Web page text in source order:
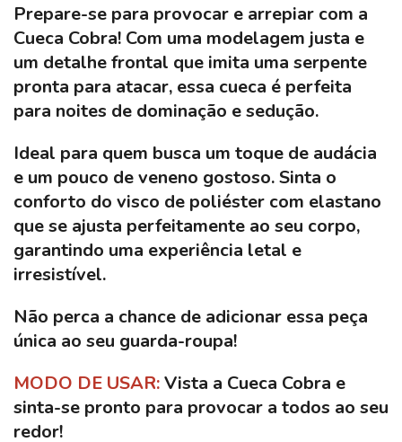
Prepare-se para provocar e arrepiar com a
Cueca Cobra! Com uma modelagem justa e
um detalhe frontal que imita uma serpente
pronta para atacar, essa cueca é perfeita
para noites de dominação e sedução.
Ideal para quem busca um toque de audácia
e um pouco de veneno gostoso. Sinta o
conforto do visco de poliéster com elastano
que se ajusta perfeitamente ao seu corpo,
garantindo uma experiência letal e
irresistível.
Não perca a chance de adicionar essa peça
única ao seu guarda-roupa!
MODO DE USAR:Vista a Cueca Cobra e
sinta-se pronto para provocar a todos ao seu
redor!